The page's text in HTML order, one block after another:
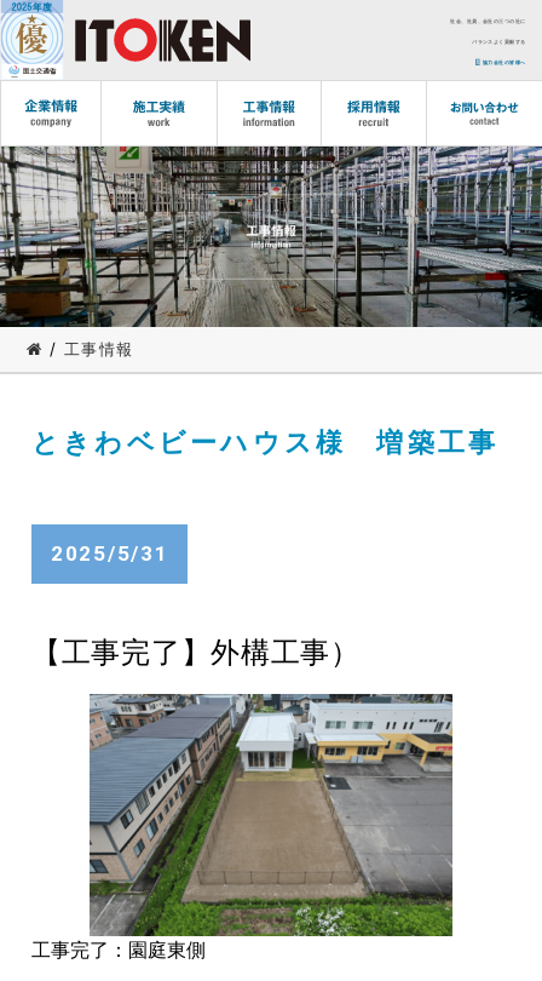
社会、社員、会社の三つの社に
バランスよく貢献する
協力会社の皆様へ
/ 工事情報
ときわベビーハウス様 増築工事
2025/5/31
【工事完了】外構工事）
工事完了：園庭東側